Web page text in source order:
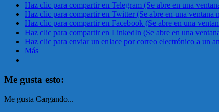
Haz clic para compartir en Telegram (Se abre en una
Haz clic para compartir en Twitter (Se abre en una ventana
Haz clic para compartir en Facebook (Se abre en una
Haz clic para compartir en LinkedIn (Se abre en una
Haz clic para enviar un enlace por correo electrónico a un
Más
Me gusta esto:
Me gusta Cargando...